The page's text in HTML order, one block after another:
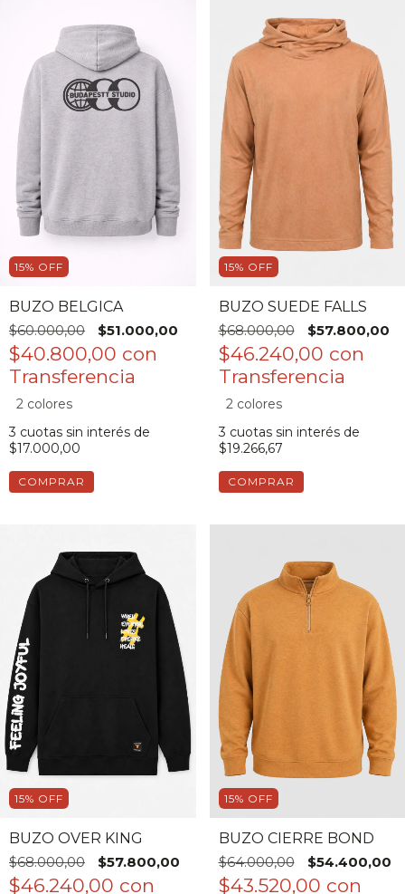
15% OFF
BUZO BELGICA
$60.000,00
$51.000,00
$40.800,00 con
2 colores
3 cuotas sin interés de
$17.000,00
COMPRAR
15% OFF
BUZO SUEDE FALLS
$68.000,00
$57.800,00
$46.240,00 con
2 colores
3 cuotas sin interés de
$19.266,67
COMPRAR
15% OFF
BUZO OVER KING
$68.000,00
$57.800,00
$46.240,00 con
15% OFF
BUZO CIERRE BOND
$64.000,00
$54.400,00
$43.520,00 con